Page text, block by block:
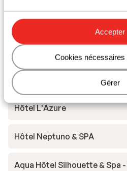
Accepter
Cookies nécessaires
Gérer
Distance au restaurant le
kilomètres
Distance à la pharmacie la
kilomètres
Autres
Hôtel L'Azure
Hôtel Neptuno & SPA
Aqua Hôtel Silhouette & Spa